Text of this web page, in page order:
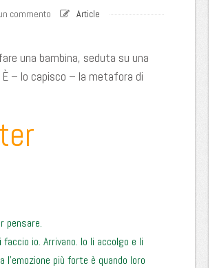
commento Article
una bambina, seduta su una
È – lo capisco – la metafora di
pensare.
io. Arrivano. Io li accolgo e li
più forte è quando loro